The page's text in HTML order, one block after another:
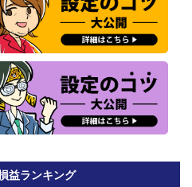
時価の損益を見ると、全員プラス
順調に運用を続けています。
、短期間で荒い値動きとなる場面
益ランキング